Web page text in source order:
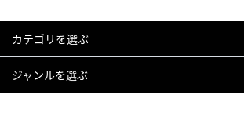
カテゴリを選ぶ
ジャンルを選ぶ